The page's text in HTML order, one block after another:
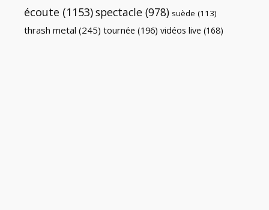
écoute (1153)spectacle (978) suède (113)
thrash metal (245) tournée (196) vidéos live (168)